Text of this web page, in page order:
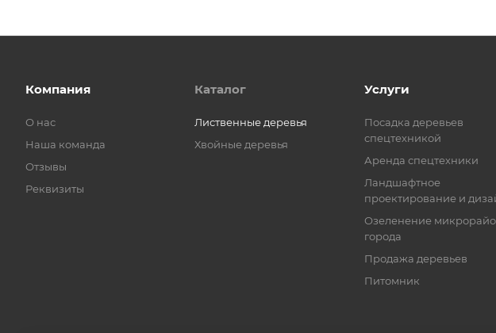
Компания
О нас
Наша команда
Отзывы
Реквизиты
Каталог
Лиственные деревья
Хвойные деревья
Услуги
Посадка деревьев
спецтехникой
Аренда спецтехники
Ландшафтное
проектирование и
Озеленение
города
Продажа деревьев
Питомник